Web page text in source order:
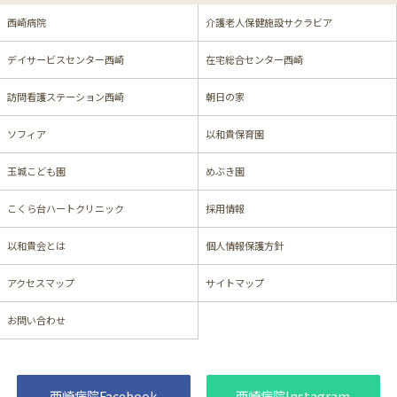
西崎病院 介護老人保健施設サクラビア
デイサービスセンター西崎 在宅総合センター西崎
訪問看護ステーション西崎 朝日の家
ソフィア 以和貴保育園
玉城こども園 めぶき園
こくら台ハートクリニック 採用情報
以和貴会とは 個人情報保護方針
アクセスマップ サイトマップ
お問い合わせ